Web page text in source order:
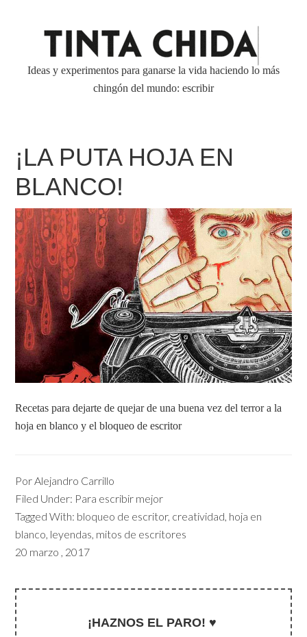
Ideas y experimentos para ganarse la vida haciendo lo más
chingón del mundo: escribir
¡LA PUTA HOJA EN
BLANCO!
Recetas para dejarte de quejar de una buena vez del terror a la
hoja en blanco y el bloqueo de escritor
PorAlejandro Carrillo
Filed Under: Para escribir mejor
Tagged With: bloqueo de escritor, creatividad, hoja en
blanco, leyendas, mitos de escritores
20 marzo , 2017
¡HAZNOS EL PARO! ♥